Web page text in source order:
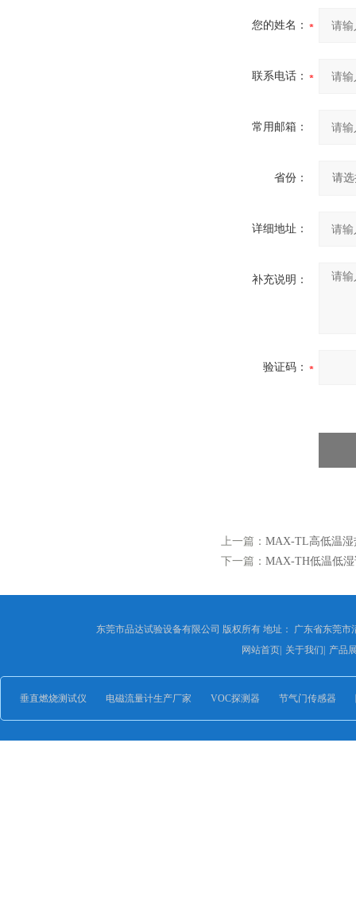
您的姓名：
联系电话：
常用邮箱：
省份：
详细地址：
补充说明：
验证码：
上一篇： MAX-TL高低温湿
下一篇： MAX-TH低温低
东莞市品达试验设备有限公司 版权所有 地址： 广东省东莞
网站首页| 关于我们 产品
垂直燃烧测试仪 电磁流量计生产厂家 VOC探测器 节气门传感器